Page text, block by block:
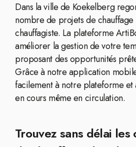
Dans la ville de Koekelberg
nombre de projets de chauffage
chauffagiste. La plateforme
améliorer la gestion de votre
proposant des opportunités
Grâce à notre application
facilement à notre plateforme et
en cours même en circulation.
Trouvez sans délai